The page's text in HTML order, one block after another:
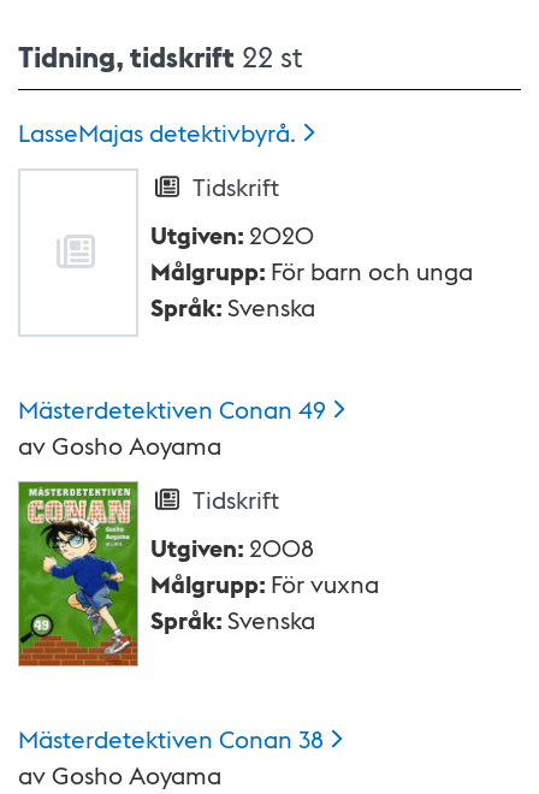
Tidning, tidskrift 22 st
LasseMajasdetektivbyrå.
Tidskrift
Utgiven: 2020
Målgrupp: För barn och unga
Språk:Svenska
Mästerdetektiven Conan 49
avGosho Aoyama
Tidskrift
Utgiven: 2008
Målgrupp: För vuxna
Språk:Svenska
Mästerdetektiven Conan 38
avGosho Aoyama